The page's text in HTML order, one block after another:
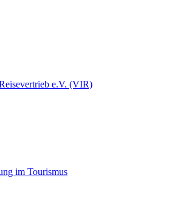
e.V. (VIR)
im Tourismus